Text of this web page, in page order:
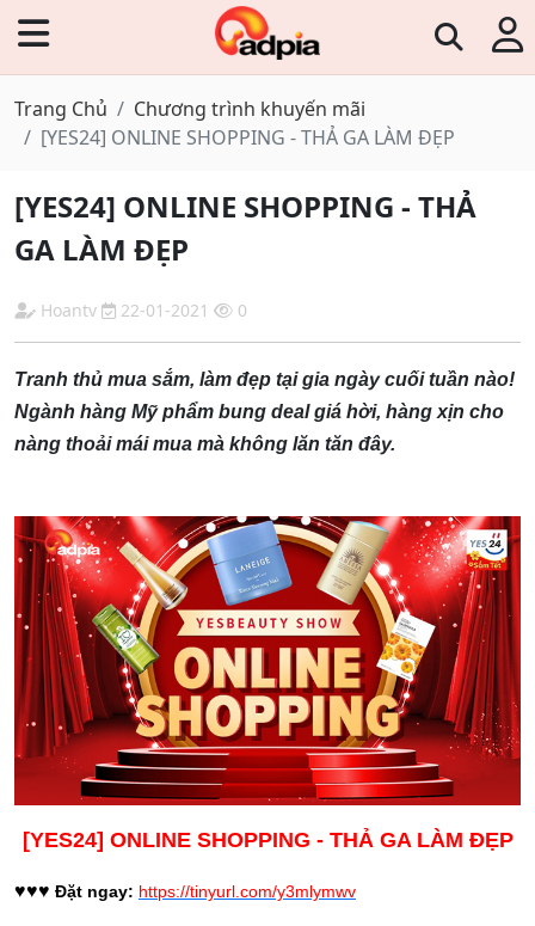
Trang Chủ
Chương trình khuyến mãi
[YES24] ONLINE SHOPPING - THẢ GA LÀM ĐẸP
[YES24] ONLINE SHOPPING - THẢ
GA LÀM ĐẸP
Hoantv 22-01-2021 0
Tranh thủ mua sắm, làm đẹp tại gia ngày cuối tuần nào!
Ngành hàng Mỹ phẩm bung deal giá hời, hàng xịn cho
nàng thoải mái mua mà không lăn tăn đây.
[YES24] ONLINE SHOPPING - THẢ GA LÀM ĐẸP
♥️♥️♥️ Đặt ngay: https://tinyurl.com/y3mlymwv